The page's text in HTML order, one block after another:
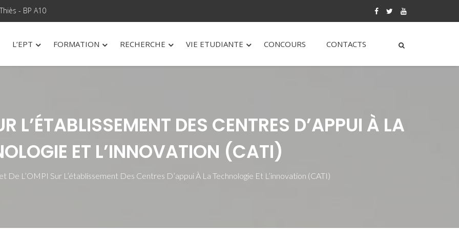
- BP A10
L’EPT FORMATION RECHERCHE VIE ETUDIANTE CONCOURS CONTACTS
L’ÉTABLISSEMENT DES CENTRES D’APPUI À LA
ET L’INNOVATION (CATI)
De L’OMPI Sur L’établissement Des Centres D’appui À La Technologie Et L’innovation (CATI)